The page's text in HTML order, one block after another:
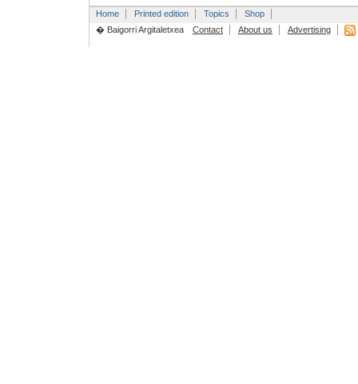
Home Printed edition Topics
Shop
� Baigorri Argitaletxea
Contact About us Advertising